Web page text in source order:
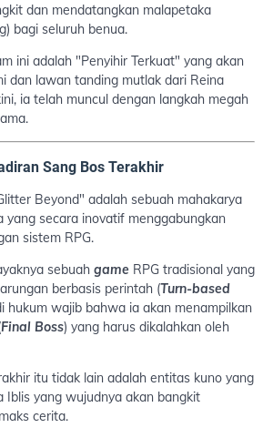
dan mendatangkan malapetaka
bagi seluruh benua.
ini adalah "Penyihir Terkuat" yang akan
dan lawan tanding mutlak dari Reina
ia telah muncul dengan langkah megah
Sang Bos Terakhir
Beyond" adalah sebuah mahakarya
yang secara inovatif menggabungkan
sistem RPG.
sebuah game RPG tradisional yang
berbasis perintah (Turn-based
hukum wajib bahwa ia akan menampilkan
Final Boss) yang harus dikalahkan oleh
itu tidak lain adalah entitas kuno yang
Iblis yang wujudnya akan bangkit
cerita.